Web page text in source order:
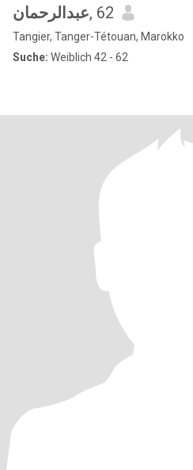
عبدالرحمان, 62
Tangier, Tanger-Tétouan, Marokko
Suche: Weiblich 42 - 62